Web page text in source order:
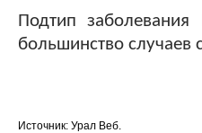
Подтип
большинство случаев
Источник: Урал Веб.